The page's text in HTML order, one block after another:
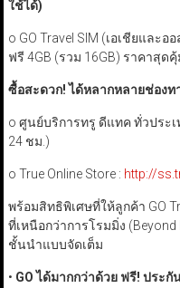
ใช้ได้)
o GO Travel SIM (เอเชียและอ
ฟรี 4GB (รวม 16GB) ราคาสุด
ซื้อสะดวก! ได้หลากหลายช่องท
o ศูนย์บริการทรู ดีแทค ทั่วประ
24 ชม.)
o True Online Store : http://
พร้อมสิทธิพิเศษที่ให้ลูกค้า GO
ที่เหนือกว่าการโรมมิ่ง
ชั้นนำแบบจัดเต็ม
• GOได้มากกว่าด้วย ฟรี! ประกั